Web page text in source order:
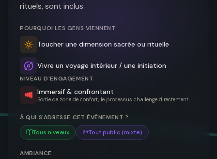
rituels, sont inclus.
POURQUOI LES GENS VIENNENT
Toucher une dimension sacrée ou rituelle
Vivre un voyage intérieur / une initiation
NIVEAU D'ENGAGEMENT
Immersif & confrontant
Sortie de zone de confort, le processus challenge directement.
À QUI S'ADRESSE CET ÉVÈNEMENT ?
Tous niveaux
Tout public (mixte)
AMBIANCE